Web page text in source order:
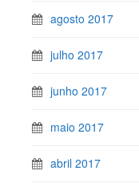
agosto 2017
julho 2017
junho 2017
maio 2017
abril 2017